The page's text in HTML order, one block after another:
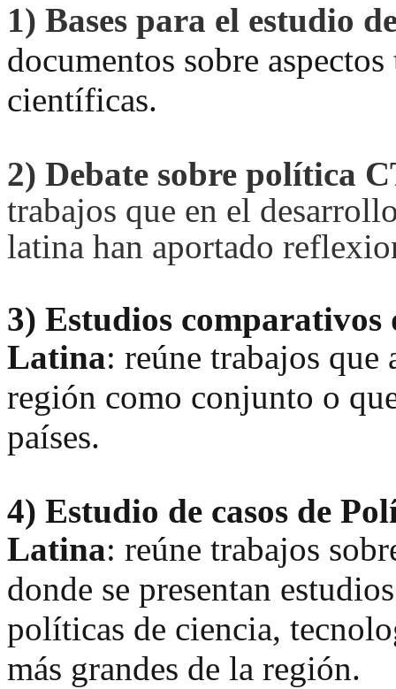
1) Bases para el estudio
documentos sobre
científicas.
2) Debate sobre política
trabajos que en el
latina han aportado
3) Estudios
Latina: reúne trabajos que
región como conjunto o
países.
4) Estudio de casos de
Latina: reúne trabajos so
donde se presentan
políticas de ciencia,
más grandes de la región.